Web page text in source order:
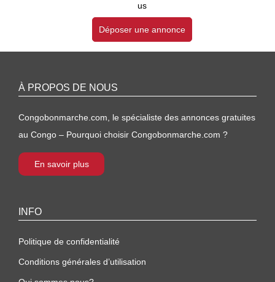
us
Déposer une annonce
À PROPOS DE NOUS
Congobonmarche.com, le spécialiste des annonces gratuites
au Congo – Pourquoi choisir Congobonmarche.com ?
En savoir plus
INFO
Politique de confidentialité
Conditions générales d’utilisation